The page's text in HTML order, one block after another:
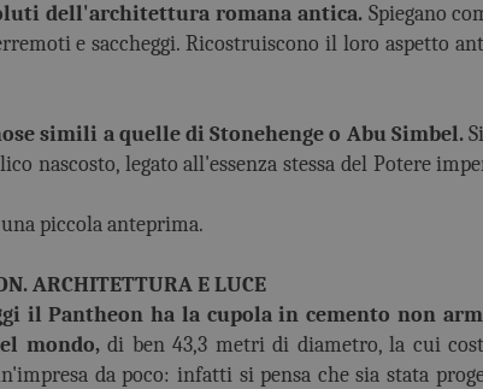
dell'architettura romana antica.Spiegano
e saccheggi. Ricostruiscono il loro aspetto
simili a quelle di Stonehenge o Abu Simbel.
nascosto, legato all'essenza stessa del Potere
piccola anteprima.
ARCHITETTURA E LUCE
il Pantheon ha la cupola in cemento non
mondo,di ben 43,3 metri di diametro, la cui
da poco: infatti si pensa che sia stata